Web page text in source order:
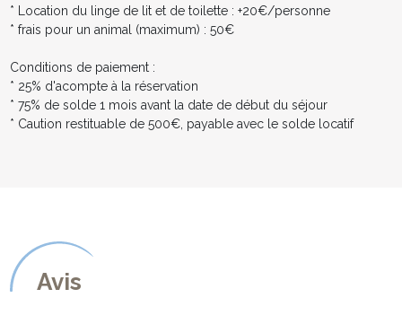
* Location du linge de lit et de toilette : +20€/personne
* frais pour un animal (maximum) : 50€
Conditions de paiement :
* 25% d'acompte à la réservation
* 75% de solde 1 mois avant la date de début du séjour
* Caution restituable de 500€, payable avec le solde locatif
Avis